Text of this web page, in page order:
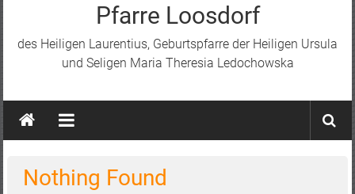
Pfarre Loosdorf
des Heiligen Laurentius, Geburtspfarre der Heiligen Ursula
und Seligen Maria Theresia Ledochowska
Nothing Found